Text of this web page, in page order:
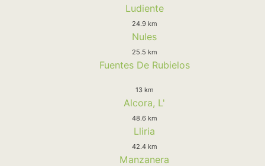
Ludiente
24.9 km
Nules
25.5 km
Fuentes De Rubielos
13 km
Alcora, L'
48.6 km
Lliria
42.4 km
Manzanera